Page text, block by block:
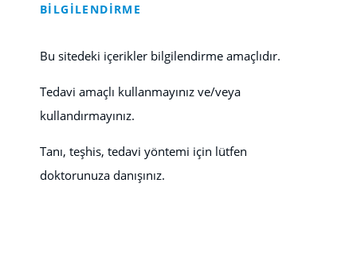
BİLGİLENDİRME
Bu sitedeki içerikler bilgilendirme amaçlıdır.
Tedavi amaçlı kullanmayınız ve/veya
kullandırmayınız.
Tanı, teşhis, tedavi yöntemi için lütfen
doktorunuza danışınız.